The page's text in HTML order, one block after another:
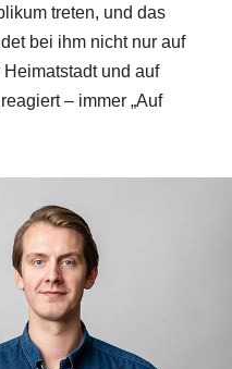
treten, und das
bei ihm nicht nur auf
und auf
– immer „Auf